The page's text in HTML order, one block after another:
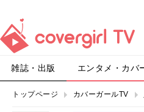
雑誌・出版 エンタメ・カバ
トップページ カバーガールTV